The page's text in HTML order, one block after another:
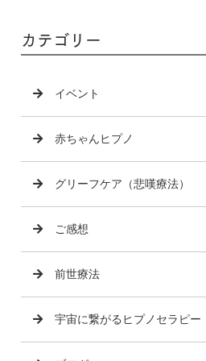
カテゴリー
イベント
赤ちゃんヒプノ
グリーフケア（悲嘆療法）
ご感想
前世療法
宇宙に繋がるヒプノセラピー